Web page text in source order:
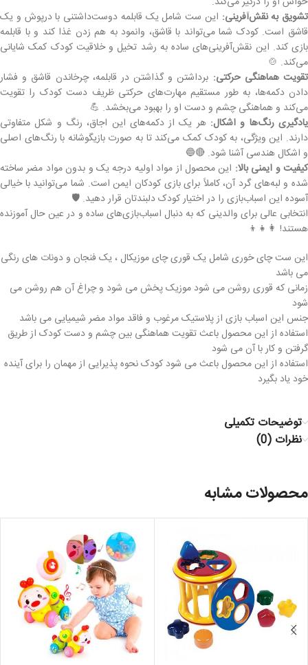
تشویق به نقش‌آفرینی: این ست شامل یک قابلمه دوست‌داشتنی با درپوش و یک
قاشق است. کودک شما می‌تواند با قاشق، وانمود به هم زدن غذا کند و با قابلمه
بازی کند. این نقش‌آفرینی‌های ساده به رشد تخیل و خلاقیت کودک کمک شایانی
می‌کند. 🍲
تقویت هماهنگی حرکتی: برداشتن و گذاشتن در قابلمه، چرخاندن قاشق و فشار
دادن دکمه‌ها، به طور مستقیم مهارت‌های حرکتی ظریف دست کودک را تقویت
می‌کند و هماهنگی چشم و دست او را بهبود می‌بخشد. 💪
یادگیری رنگ‌ها و اشکال: هر یک از دکمه‌های این اجاق، رنگ و شکل متفاوتی
دارند. این ویژگی، به کودک کمک می‌کند تا به صورت بازیگوشانه با رنگ‌های اصلی
و اشکال هندسی آشنا شود. 🔴🔵
کیفیت و ایمنی بالا: این محصول از مواد اولیه درجه یک و بدون مواد مضر ساخته
شده و لبه‌های گرد آن، کاملاً برای بازی کودکان ایمن است. شما می‌توانید با خیالی
آسوده این اسباب‌بازی را در اختیار کودک دلبندتان قرار دهید. 🛡️
انتخابی عالی برای والدینی که به دنبال اسباب‌بازی‌های ساده و در عین حال آموزنده
هستند! 👩‍👧‍👦
این ست چای خوری شامل یک قوری چای موزیکال ، یک فنجان و دونات های رنگی
می باشد
زمانی که قوری روشن می شود موزیک پخش می شود و چراغ آن هم روشن می
شود
جنس این اسباب بازی از پلاستیک مرغوب و فاقد مواد مضر شیمیایی می باشد
استفاده از این محصول باعث تقویت هماهنگی بین چشم و دست کودک از طریق
گرفتن و کار با آن می شود
استفاده از این محصول باعث می شود کودک نحوه پذیرایی از مهمان را برای آینده
خود یاد بگیرد
توضیحات تکمیلی
نظرات (0)
محصولات مشابه